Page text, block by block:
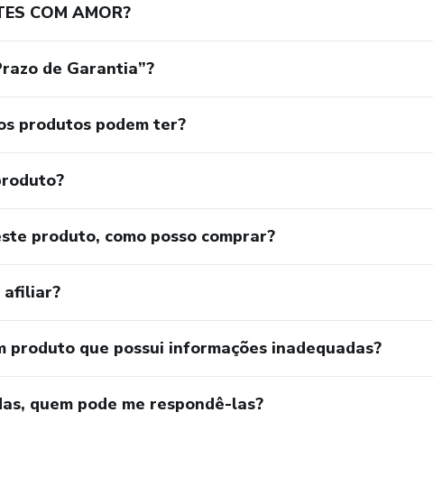
COM AMOR?
de Garantia”?
produtos podem ter?
produto, como posso comprar?
afiliar?
produto que possui informações inadequadas?
quem pode me respondê-las?